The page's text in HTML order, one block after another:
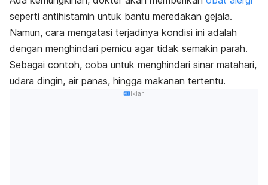
seperti antihistamin untuk bantu meredakan gejala.
Namun, cara mengatasi terjadinya kondisi ini adalah
dengan menghindari pemicu agar tidak semakin parah.
Sebagai contoh, coba untuk menghindari sinar matahari,
udara dingin, air panas, hingga makanan tertentu.
Iklan